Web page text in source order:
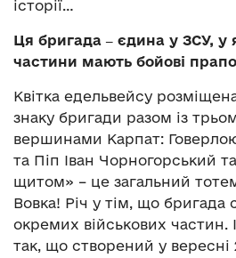
історії…
Ця бригада ‒ єдина у ЗСУ, у
частини мають бойові
Квітка едельвейсу
знаку бригади разом із
вершинами Карпат:
та Піп Іван Чорногорський
щитом» – це загальний
Вовка! Річ у тім, що бригада
окремих військових частин.
так, що створений у вересні